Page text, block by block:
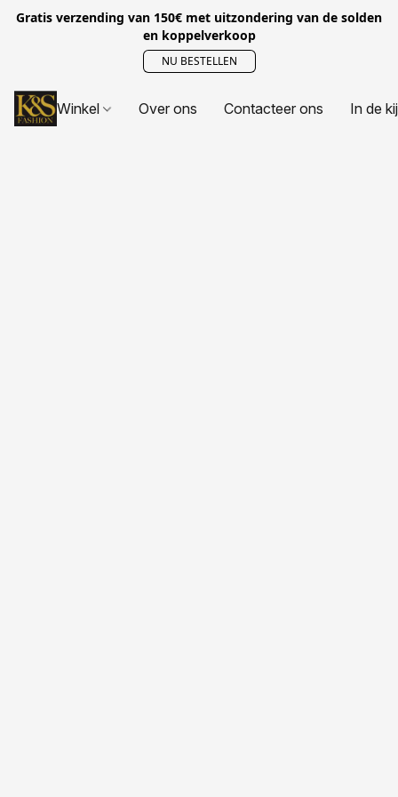
Gratis verzending van 150€ met uitzondering van de solden
en koppelverkoop
NU BESTELLEN
Winkel Over ons Contacteer ons In de